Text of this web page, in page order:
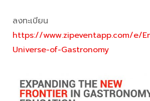
ลงทะเบียน
https://www.zipeventapp.com/e/
Universe-of-Gastronomy